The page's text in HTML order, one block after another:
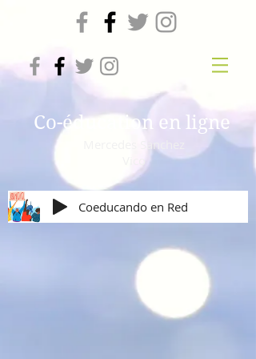
Co-éducation en ligne
Mercedes Sanchez
Coeducando en Red